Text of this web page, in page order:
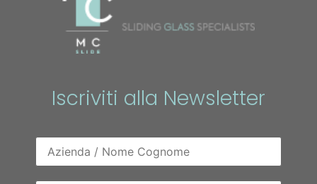
Iscriviti alla Newsletter